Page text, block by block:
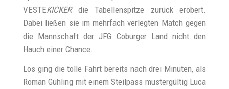
VESTEKICKERdie Tabellenspitze zurück erobert.
Dabei ließen sie im mehrfach verlegten Match gegen
die Mannschaft der JFG Coburger Land nicht den
Hauch einer Chance.
Los ging die tolle Fahrt bereits nach drei Minuten, als
Roman Guhling mit einem Steilpass mustergültig Luca